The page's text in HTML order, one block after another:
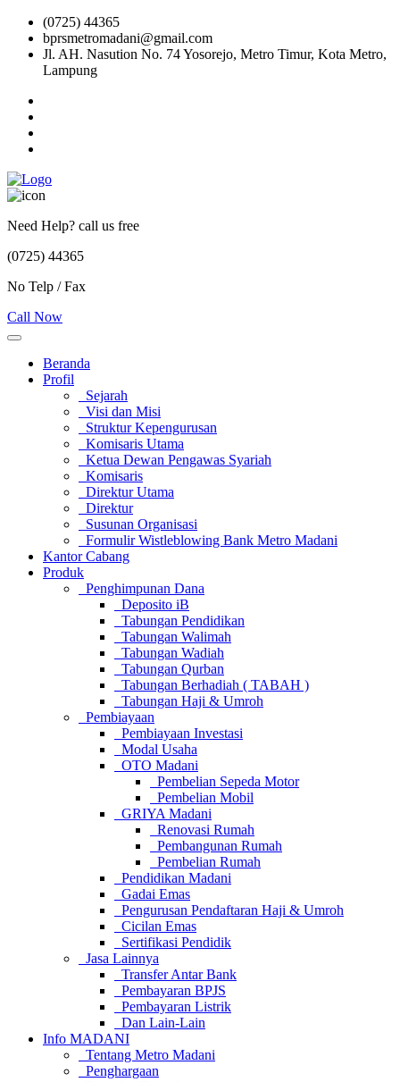
(0725) 44365
bprsmetromadani@gmail.com
Jl. AH. Nasution No. 74 Yosorejo, Metro Timur, Kota Metro,
Lampung
Need Help? call us free
(0725) 44365
No Telp / Fax
Call Now
Beranda
Profil
Sejarah
Visi dan Misi
Struktur Kepengurusan
Komisaris Utama
Ketua Dewan Pengawas Syariah
Komisaris
Direktur Utama
Direktur
Susunan Organisasi
Formulir Wistleblowing Bank Metro Madani
Kantor Cabang
Produk
Penghimpunan Dana
Deposito iB
Tabungan Pendidikan
Tabungan Walimah
Tabungan Wadiah
Tabungan Qurban
Tabungan Berhadiah ( TABAH )
Tabungan Haji & Umroh
Pembiayaan
Pembiayaan Investasi
Modal Usaha
OTO Madani
Pembelian Sepeda Motor
Pembelian Mobil
GRIYA Madani
Renovasi Rumah
Pembangunan Rumah
Pembelian Rumah
Pendidikan Madani
Gadai Emas
Pengurusan Pendaftaran Haji & Umroh
Cicilan Emas
Sertifikasi Pendidik
Jasa Lainnya
Transfer Antar Bank
Pembayaran BPJS
Pembayaran Listrik
Dan Lain-Lain
Info MADANI
Tentang Metro Madani
Penghargaan